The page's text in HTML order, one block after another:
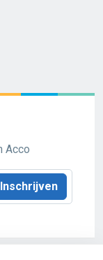
Acco